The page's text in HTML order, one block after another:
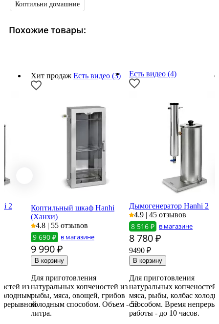
Коптильни домашние
Похожие товары:
2
из
Хит продаж Есть видео (3)
Коптильный шкаф Hanhi
(Ханхи)
4.8 | 55 отзывов
9 690 ₽ в магазине
9 990₽
Для приготовления
натуральных копченостей из
рыбы, мяса, овощей, грибов
холодным способом. Объем - 53
литра.
Есть видео (4)
Дымогенератор Hanhi 2
4.9 | 45 отзывов
8 516 ₽ в магазине
8 780₽
9490 ₽
Для приготовления
натуральных копченостей
мяса, рыбы, колбас
способом. Время
работы - до 10 часов.